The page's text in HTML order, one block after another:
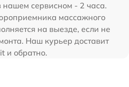
нашем сервисном - 2 часа.
массажного
на выезде, если не
Наш курьер доставит
и обратно.